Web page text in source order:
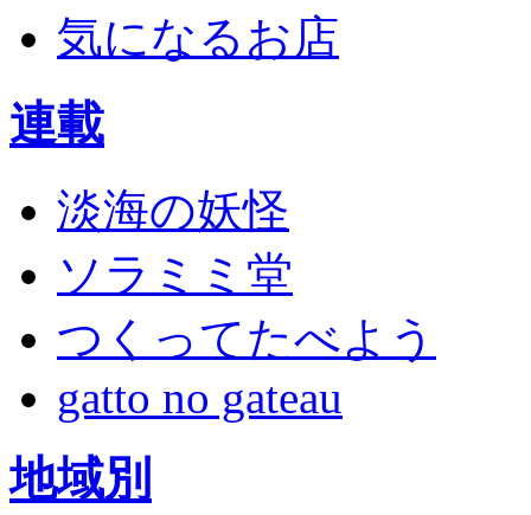
気になるお店
連載
淡海の妖怪
ソラミミ堂
つくってたべよう
gatto no gateau
地域別